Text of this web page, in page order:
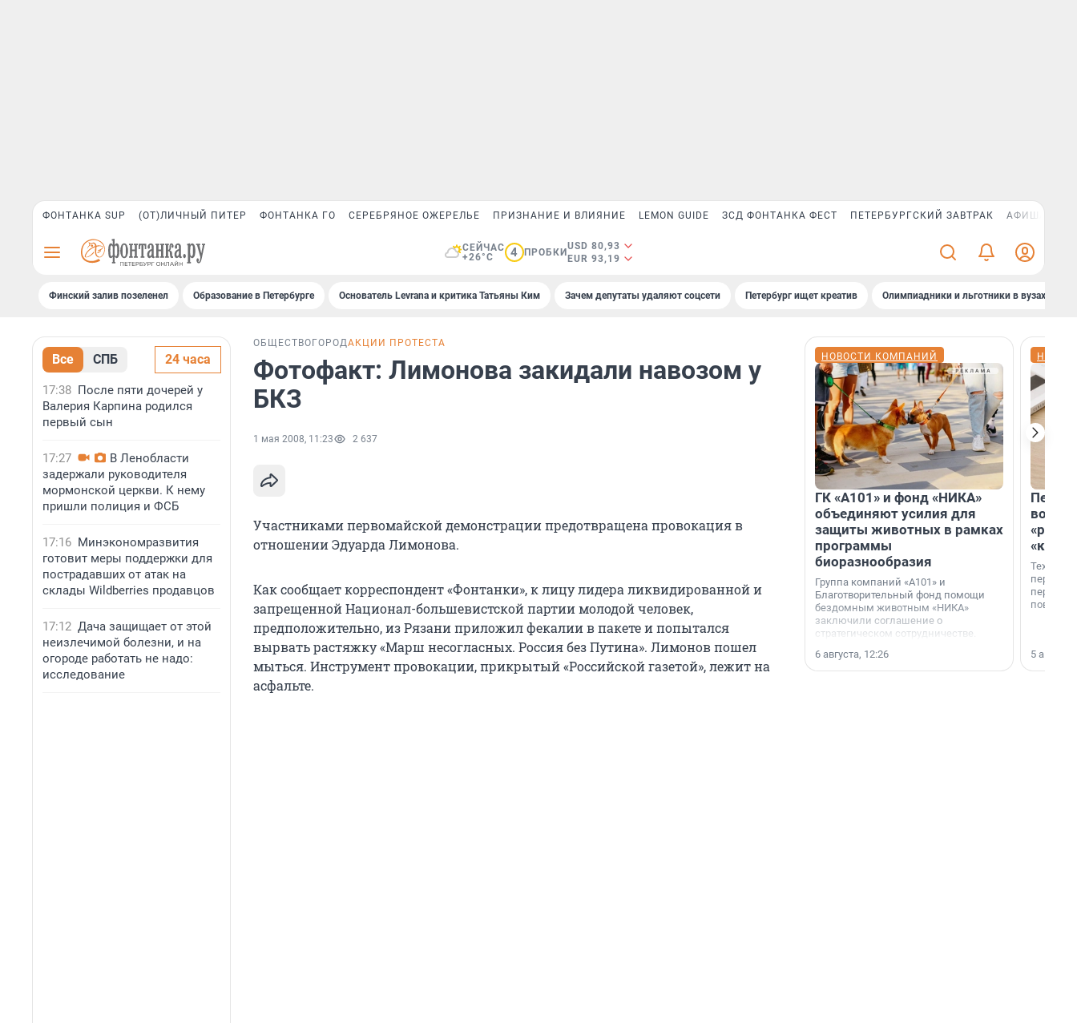
ФОНТАНКА SUP (ОТ)ЛИЧНЫЙ ПИТЕР ФОНТАНКА ГО СЕРЕБРЯНОЕ ОЖЕРЕЛЬЕ ПРИЗНАНИЕ И ВЛИЯНИЕ LEMON GUIDE ЗСД ФОНТАНКА ФЕСТ ПЕТЕРБУРГСКИЙ ЗАВТРАК АФИША PLUS
СЕЙЧАС
+26°C
4 ПРОБКИ
USD 80,93
EUR 93,19
Финский залив позеленел Образование в Петербурге Основатель Levrana и критика Татьяны Ким Зачем депутаты удаляют соцсети Петербург ищет креатив Олимпиадники и льготники в вузах СПб
Все СПБ 24 часа
17:38 После пяти дочерей у
Валерия Карпина родился
первый сын
17:27
В Ленобласти
задержали руководителя
мормонской церкви. К нему
пришли полиция и ФСБ
17:16 Минэкономразвития
готовит меры поддержки для
пострадавших от атак на
склады Wildberries продавцов
17:12 Дача защищает от этой
неизлечимой болезни, и на
огороде работать не надо:
исследование
ОБЩЕСТВО ГОРОДАКЦИИ ПРОТЕСТА
Фотофакт: Лимонова закидали навозом у
БКЗ
1 мая 2008, 11:23 2 637
Участниками первомайской демонстрации предотвращена провокация в
отношении Эдуарда Лимонова.
Как сообщает корреспондент «Фонтанки», к лицу лидера ликвидированной и
запрещенной Национал-большевистской партии молодой человек,
предположительно, из Рязани приложил фекалии в пакете и попытался
вырвать растяжку «Марш несогласных. Россия без Путина». Лимонов пошел
мыться. Инструмент провокации, прикрытый «Российской газетой», лежит на
асфальте.
НОВОСТИ КОМПАНИЙ
ГК «А101» и фонд «НИКА»
объединяют усилия для
защиты животных в рамках
программы
биоразнообразия
Группа компаний «А101» и
Благотворительный фонд помощи
бездомным животным «НИКА»
заключили соглашение о
стратегическом сотрудничестве.
6 августа, 12:26
5